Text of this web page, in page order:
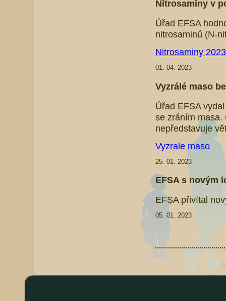
Nitrosaminy v
Úřad EFSA
nitrosaminů (N-
Nitrosaminy 2023
01. 04. 2023
Vyzrálé maso
Úřad EFSA
se zráním masa.
nepředstavuje
Vyzrale maso
25. 01. 2023
EFSA s novým
EFSA přivítal
05. 01. 2023